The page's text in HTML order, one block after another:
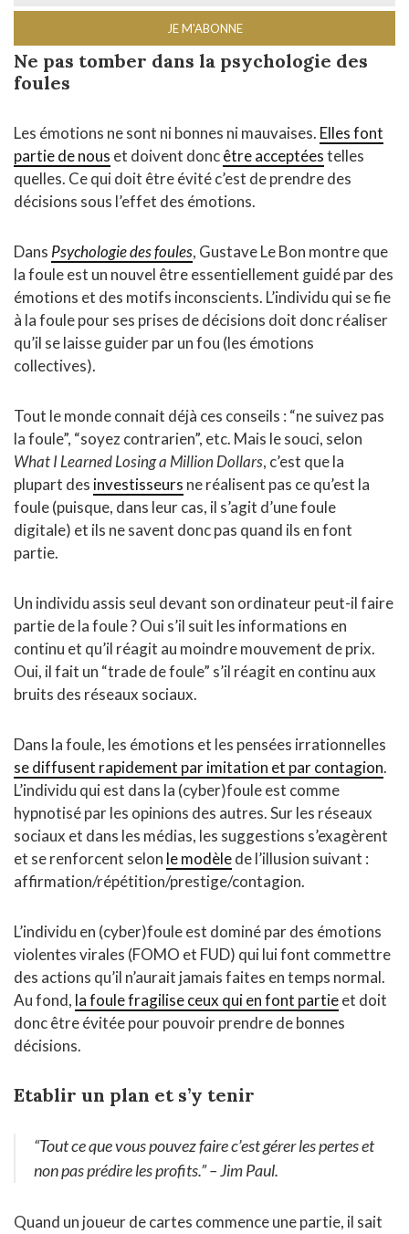
Ne pas tomber dans la psychologie des
foules
Les émotions ne sont ni bonnes ni mauvaises. Elles font
partie de nous et doivent doncêtre acceptéestelles
quelles. Ce qui doit être évité c’est de prendre des
décisions sous l’effet des émotions.
Dans Psychologie des foules, Gustave Le Bon montre que
la foule est un nouvel être essentiellement guidé par des
émotions et des motifs inconscients. L’individu qui se fie
à la foule pour ses prises de décisions doit donc réaliser
qu’il se laisse guider par un fou (les émotions
collectives).
Tout le monde connait déjà ces conseils : “ne suivez pas
la foule”, “soyez contrarien”, etc. Mais le souci, selon
What I Learned Losing a Million Dollars, c’est que la
plupart des investisseurs ne réalisent pas ce qu’est la
foule (puisque, dans leur cas, il s’agit d’une foule
digitale) et ils ne savent donc pas quand ils en font
partie.
Un individu assis seul devant son ordinateur peut-il faire
partie de la foule ? Oui s’il suit les informations en
continu et qu’il réagit au moindre mouvement de prix.
Oui, il fait un “trade de foule” s’il réagit en continu aux
bruits des réseaux sociaux.
Dans la foule, les émotions et les pensées irrationnelles
se diffusent rapidement par imitation et par contagion.
L’individu qui est dans la (cyber)foule est comme
hypnotisé par les opinions des autres. Sur les réseaux
sociaux et dans les médias, les suggestions s’exagèrent
et se renforcent selon le modèlede l’illusion suivant :
affirmation/répétition/prestige/contagion.
L’individu en (cyber)foule est dominé par des émotions
violentes virales (FOMO et FUD) qui lui font commettre
des actions qu’il n’aurait jamais faites en temps normal.
Au fond, la foule fragilise ceux qui en font partieet doit
donc être évitée pour pouvoir prendre de bonnes
décisions.
Etablir un plan et s’y tenir
“Tout ce que vous pouvez faire c’est gérer les pertes et
non pas prédire les profits.”– Jim Paul.
Quand un joueur de cartes commence une partie, il sait